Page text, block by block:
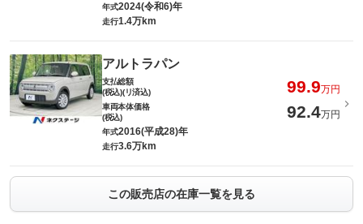
年式2024(令和6)年
走行1.4万km
アルトラパン
支払総額
(税込)(リ済込)
99.9万円
車両本体価格
(税込)
92.4万円
年式2016(平成28)年
走行3.6万km
この販売店の在庫一覧を見る